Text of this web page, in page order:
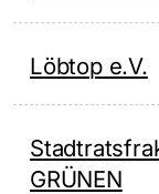
Löbtop e.V.
GRÜNEN